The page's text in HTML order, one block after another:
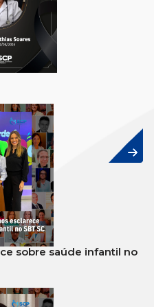
sobre saúde infantil no